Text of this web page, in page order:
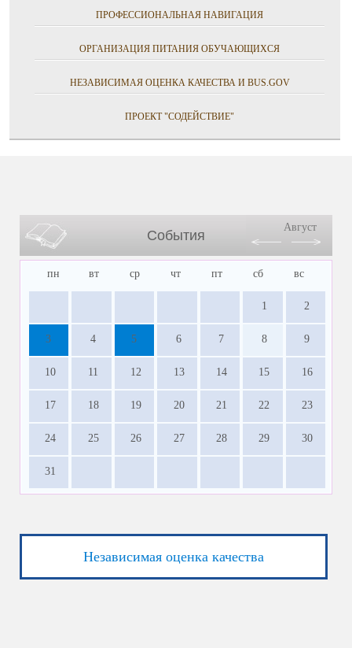
ПРОФЕССИОНАЛЬНАЯ НАВИГАЦИЯ
ОРГАНИЗАЦИЯ ПИТАНИЯ ОБУЧАЮЩИХСЯ
НЕЗАВИСИМАЯ ОЦЕНКА КАЧЕСТВА И BUS.GOV
ПРОЕКТ "СОДЕЙСТВИЕ"
События
Август
пн вт ср чт пт сб вс
1 2
3 4 5 6 7 8 9
10 11 12 13 14 15 16
17 18 19 20 21 22 23
24 25 26 27 28 29 30
31
Независимая оценка качества